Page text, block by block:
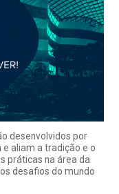
desenvolvidos por
e aliam a tradição e o
práticas na área da
desafios do mundo